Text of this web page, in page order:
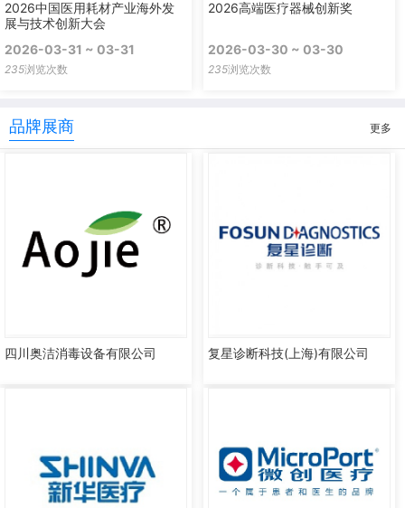
2026中国医用耗材产业海外发
展与技术创新大会
2026-03-31 ~ 03-31
235浏览次数
2026高端医疗器械创新奖
2026-03-30 ~ 03-30
235浏览次数
品牌展商 更多
四川奥洁消毒设备有限公司 复星诊断科技(上海)有限公司